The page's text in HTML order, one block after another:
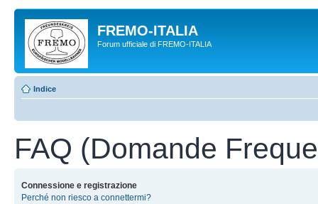
FREMO-ITALIA
Forum ufficiale di FREMO-ITALIA
Indice
FAQ (Domande
Connessione e registrazione
Perché non riesco a connettermi?